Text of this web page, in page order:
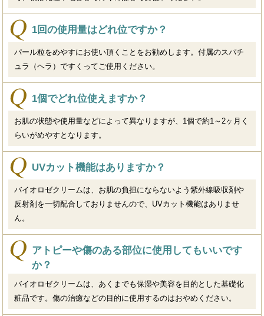
1回の使用量はどれ位ですか？
パール粒をめやすにお使い頂くことをお勧めします。付属のスパチ
ュラ（ヘラ）ですくってご使用ください。
1個でどれ位使えますか？
お肌の状態や使用量などによって異なりますが、1個で約1～2ヶ月く
らいがめやすとなります。
UVカット機能はありますか？
バイオロゼクリームは、お肌の負担にならないよう紫外線吸収剤や
反射剤を一切配合しておりませんので、UVカット機能はありませ
ん。
アトピーや傷のある部位に使用してもいいです
か？
バイオロゼクリームは、あくまでも保湿や美容を目的とした基礎化
粧品です。傷の治癒などの目的に使用するのはおやめください。